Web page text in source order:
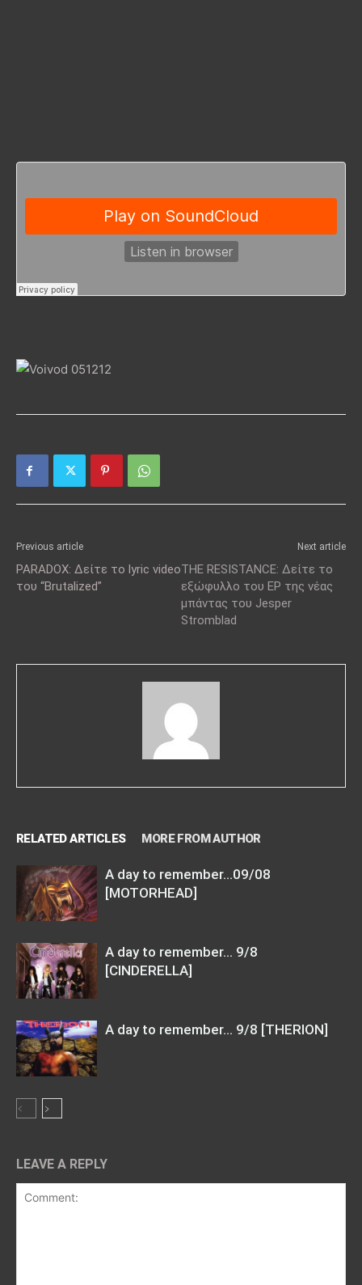
Previous article
PARADOX: Δείτε το lyric video
του “Brutalized”
Next article
THE RESISTANCE: Δείτε το
εξώφυλλο του EP της νέας
μπάντας του Jesper
Stromblad
RELATED ARTICLES MORE FROM AUTHOR
A day to remember…09/08
[MOTORHEAD]
A day to remember… 9/8
[CINDERELLA]
A day to remember… 9/8 [THERION]
LEAVE A REPLY